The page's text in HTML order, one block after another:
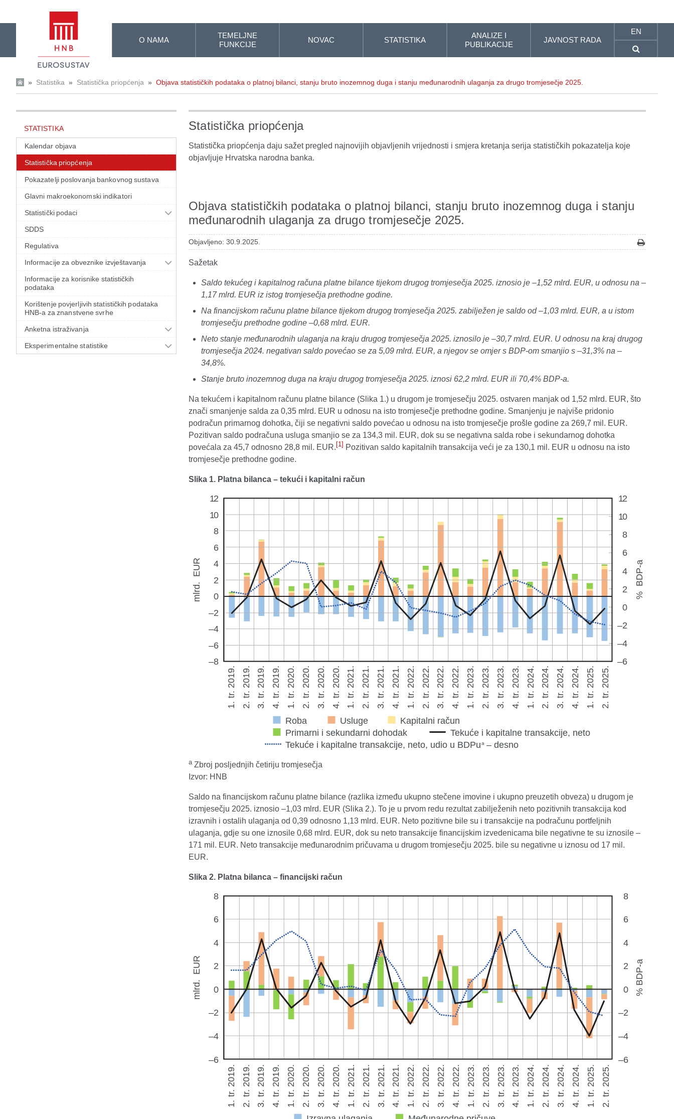
O NAMA
TEMELJNE
FUNKCIJE
NOVAC STATISTIKA
ANALIZE I
PUBLIKACIJE
JAVNOST RADA
EN
» Statistika » Statistička priopćenja » Objava statističkih podataka o platnoj bilanci, stanju bruto inozemnog duga i stanju međunarodnih ulaganja za drugo tromjesečje 2025.
STATISTIKA
Kalendar objava
Statistička priopćenja
Pokazatelji poslovanja bankovnog sustava
Glavni makroekonomski indikatori
Statistički podaci
SDDS
Regulativa
Informacije za obveznike izvještavanja
Informacije za korisnike statističkih
podataka
Korištenje povjerljivih statističkih podataka
HNB-a za znanstvene svrhe
Anketna istraživanja
Eksperimentalne statistike
Statistička priopćenja
Statistička priopćenja daju sažet pregled najnovijih objavljenih vrijednosti i smjera kretanja serija statističkih pokazatelja koje
objavljuje Hrvatska narodna banka.
Objava statističkih podataka o platnoj bilanci, stanju bruto inozemnog duga i stanju
međunarodnih ulaganja za drugo tromjesečje 2025.
Objavljeno: 30.9.2025.
Sažetak
Saldo tekućeg i kapitalnog računa platne bilance tijekom drugog tromjesečja 2025. iznosio je –1,52 mlrd. EUR, u odnosu na –
1,17 mlrd. EUR iz istog tromjesečja prethodne godine.
Na financijskom računu platne bilance tijekom drugog tromjesečja 2025. zabilježen je saldo od –1,03 mlrd. EUR, a u istom
tromjesečju prethodne godine –0,68 mlrd. EUR.
Neto stanje međunarodnih ulaganja na kraju drugog tromjesečja 2025. iznosilo je –30,7 mlrd. EUR. U odnosu na kraj drugog
tromjesečja 2024. negativan saldo povećao se za 5,09 mlrd. EUR, a njegov se omjer s BDP-om smanjio s –31,3% na –
34,8%.
Stanje bruto inozemnog duga na kraju drugog tromjesečja 2025. iznosi 62,2 mlrd. EUR ili 70,4% BDP-a.
Na tekućem i kapitalnom računu platne bilance (Slika 1.) u drugom je tromjesečju 2025. ostvaren manjak od 1,52 mlrd. EUR, što
znači smanjenje salda za 0,35 mlrd. EUR u odnosu na isto tromjesečje prethodne godine. Smanjenju je najviše pridonio
podračun primarnog dohotka, čiji se negativni saldo povećao u odnosu na isto tromjesečje prošle godine za 269,7 mil. EUR.
Pozitivan saldo podračuna usluga smanjio se za 134,3 mil. EUR, dok su se negativna salda robe i sekundarnog dohotka
povećala za 45,7 odnosno 28,8 mil. EUR. [1] Pozitivan saldo kapitalnih transakcija veći je za 130,1 mil. EUR u odnosu na isto
tromjesečje prethodne godine.
Slika 1. Pl atna bilanca – tekući i kapitalni račun
aZbroj posljednjih četiriju tromjesečja
Izvor: HNB
Saldo na financijskom računu platne bilance (razlika između ukupno stečene imovine i ukupno preuzetih obveza) u drugom je
tromjesečju 2025. iznosio –1,03 mlrd. EUR (Slika 2.). To je u prvom redu rezultat zabilježenih neto pozitivnih transakcija kod
izravnih i ostalih ulaganja od 0,39 odnosno 1,13 mlrd. EUR. Neto pozitivne bile su i transakcije na podračunu portfeljnih
ulaganja, gdje su one iznosile 0,68 mlrd. EUR, dok su neto transakcije financijskim izvedenicama bile negativne te su iznosile –
171 mil. EUR. Neto transakcije međunarodnim pričuvama u drugom tromjesečju 2025. bile su negativne u iznosu od 17 mil.
EUR.
Slika 2. Platna bilanca – financijski račun